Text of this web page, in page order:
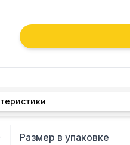
Размер в упаковке